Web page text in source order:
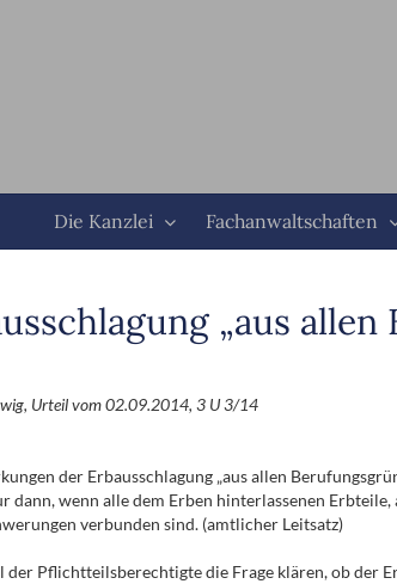
Die Kanzlei Fachanwaltschaften
„aus
Urteil vom 02.09.2014, 3 U 3/14
der Erbausschlagung „aus allen
dann, wenn alle dem Erben hinterlassenen
verbunden sind. (amtlicher Leitsatz)
der Pflichtteilsberechtigte die Frage klären, ob der